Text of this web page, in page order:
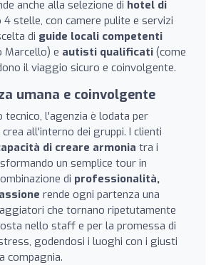
anche alla selezione di hotel di
4 stelle, con camere pulite e servizi
di guide locali competenti
Marcello) e autisti qualificati (come
il viaggio sicuro e coinvolgente.
umana e coinvolgente
l'agenzia è lodata per
all'interno dei gruppi. I clienti
di creare armonia tra i
un semplice tour in
di professionalità,
rende ogni partenza una
che tornano ripetutamente
nello staff e per la promessa di
godendosi i luoghi con i giusti
compagnia.